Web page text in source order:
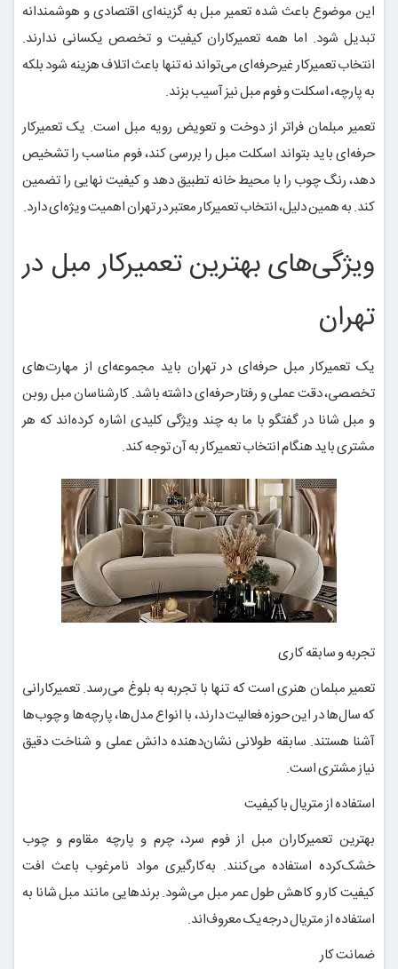
این موضوع باعث شده تعمیر مبل به گزینه‌ای اقتصادی و هوشمندانه
تبدیل شود. اما همه تعمیرکاران کیفیت و تخصص یکسانی ندارند.
انتخاب تعمیرکار غیرحرفه‌ای می‌تواند نه تنها باعث اتلاف هزینه شود بلکه
به پارچه، اسکلت و فوم مبل نیز آسیب بزند.
تعمیر مبلمان فراتر از دوخت و تعویض رویه مبل است. یک تعمیرکار
حرفه‌ای باید بتواند اسکلت مبل را بررسی کند، فوم مناسب را تشخیص
دهد، رنگ چوب را با محیط خانه تطبیق دهد و کیفیت نهایی را تضمین
کند. به همین دلیل، انتخاب تعمیرکار معتبر در تهران اهمیت ویژه‌ای دارد.
ویژگی‌های بهترین تعمیرکار مبل در
تهران
یک تعمیرکار مبل حرفه‌ای در تهران باید مجموعه‌ای از مهارت‌های
تخصصی، دقت عملی و رفتار حرفه‌ای داشته باشد. کارشناسان مبل روبن
و مبل شانا در گفتگو با ما به چند ویژگی کلیدی اشاره کرده‌اند که هر
مشتری باید هنگام انتخاب تعمیرکار به آن توجه کند.
تجربه و سابقه کاری
تعمیر مبلمان هنری است که تنها با تجربه به بلوغ می‌رسد. تعمیرکارانی
که سال‌ها در این حوزه فعالیت دارند، با انواع مدل‌ها، پارچه‌ها و چوب‌ها
آشنا هستند. سابقه طولانی نشان‌دهنده دانش عملی و شناخت دقیق
نیاز مشتری است.
استفاده از متریال باکیفیت
بهترین تعمیرکاران مبل از فوم سرد، چرم و پارچه مقاوم و چوب
خشک‌کرده استفاده می‌کنند. به‌کارگیری مواد نامرغوب باعث افت
کیفیت کار و کاهش طول عمر مبل می‌شود. برندهایی مانند مبل شانا به
استفاده از متریال درجه‌یک معروف‌اند.
ضمانت کار